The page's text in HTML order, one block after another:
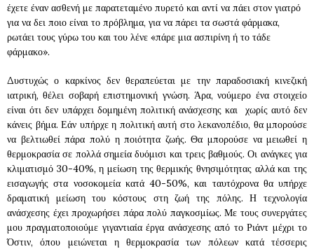
έχετε έναν ασθενή με παρατεταμένο πυρετό και αντί να πάει στον γιατρό
για να δει ποιο είναι το πρόβλημα, για να πάρει τα σωστά φάρμακα,
ρωτάει τους γύρω του και του λένε «πάρε μια ασπιρίνη ή το τάδε
φάρμακο».
Δυστυχώς ο καρκίνος δεν θεραπεύεται με την παραδοσιακή κινεζική
ιατρική, θέλει σοβαρή επιστημονική γνώση. Άρα, νούμερο ένα στοιχείο
είναι ότι δεν υπάρχει δομημένη πολιτική ανάσχεσης και χωρίς αυτό δεν
κάνεις βήμα. Εάν υπήρχε η πολιτική αυτή στο λεκανοπέδιο, θα μπορούσε
να βελτιωθεί πάρα πολύ η ποιότητα ζωής. Θα μπορούσε να μειωθεί η
θερμοκρασία σε πολλά σημεία δυόμισι και τρεις βαθμούς. Οι ανάγκες για
κλιματισμό 30-40%, η μείωση της θερμικής θνησιμότητας αλλά και της
εισαγωγής στα νοσοκομεία κατά 40-50%, και ταυτόχρονα θα υπήρχε
δραματική μείωση του κόστους στη ζωή της πόλης. Η τεχνολογία
ανάσχεσης έχει προχωρήσει πάρα πολύ παγκοσμίως. Με τους συνεργάτες
μου πραγματοποιούμε γιγαντιαία έργα ανάσχεσης από το Ριάντ μέχρι το
Όστιν, όπου μειώνεται η θερμοκρασία των πόλεων κατά τέσσερις